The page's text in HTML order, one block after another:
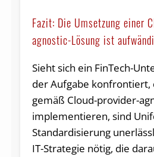
Fazit: Die Umsetzung einer
agnostic-Lösung ist
Sieht sich ein FinTech-
der Aufgabe konfrontiert,
gemäß Cloud-provider-
implementieren, sind
Standardisierung
IT-Strategie nötig, die